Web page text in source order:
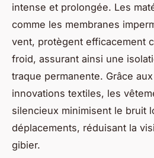
intense et prolongée. Les
comme les membranes
vent, protègent efficacement
froid, assurant ainsi une
traque permanente. Grâce
innovations textiles, les
silencieux minimisent le bruit
déplacements, réduisant la
gibier.